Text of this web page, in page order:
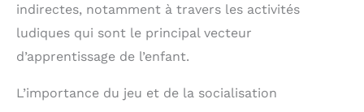
indirectes, notamment à travers les activités
ludiques qui sont le principal vecteur
d’apprentissage de l’enfant.
L’importance du jeu et de la socialisation